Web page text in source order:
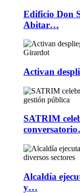
Edificio Don
Abitar…
Activan
SATRIM
Alcaldía
y…